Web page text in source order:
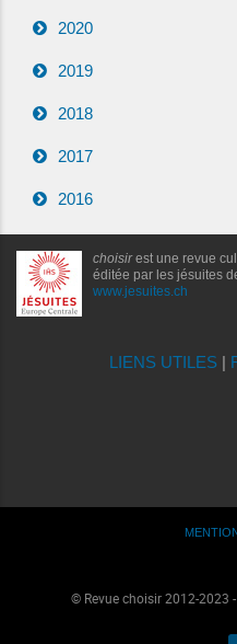
2020
2019
2018
2017
2016
choisirest une revue
éditée par les jésuites
www.jesuites.ch
LIENS UTILES|
© Revue choisir 2012-2023 -